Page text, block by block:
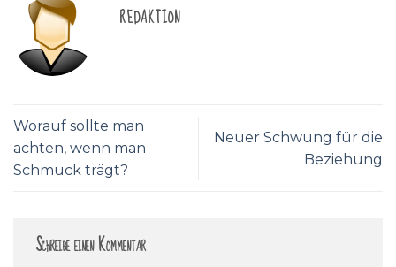
REDAKTION
Worauf sollte man
achten, wenn man
Schmuck trägt?
Neuer Schwung für die
Beziehung
Schreibe einen Kommentar